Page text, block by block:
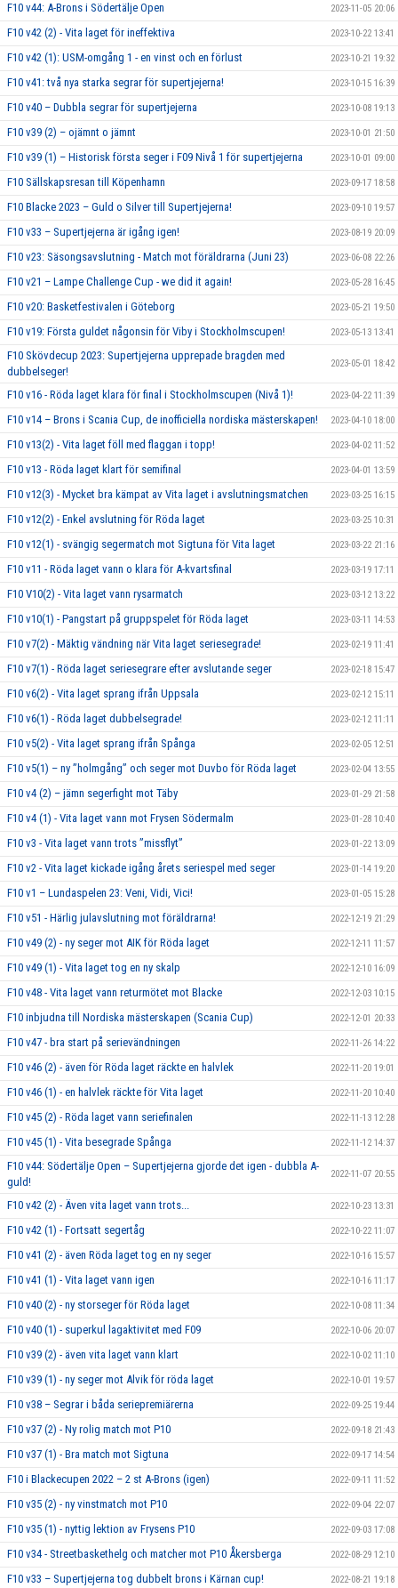
F10 v44: A-Brons i Södertälje Open 2023-11-05 20:06
F10 v42 (2) - Vita laget för ineffektiva 2023-10-22 13:41
F10 v42 (1): USM-omgång 1 - en vinst och en förlust 2023-10-21 19:32
F10 v41: två nya starka segrar för supertjejerna! 2023-10-15 16:39
F10 v40 – Dubbla segrar för supertjejerna 2023-10-08 19:13
F10 v39 (2) – ojämnt o jämnt 2023-10-01 21:50
F10 v39 (1) – Historisk första seger i F09 Nivå 1 för supertjejerna 2023-10-01 09:00
F10 Sällskapsresan till Köpenhamn 2023-09-17 18:58
F10 Blacke 2023 – Guld o Silver till Supertjejerna! 2023-09-10 19:57
F10 v33 – Supertjejerna är igång igen! 2023-08-19 20:09
F10 v23: Säsongsavslutning - Match mot föräldrarna (Juni 23) 2023-06-08 22:26
F10 v21 – Lampe Challenge Cup - we did it again! 2023-05-28 16:45
F10 v20: Basketfestivalen i Göteborg 2023-05-21 19:50
F10 v19: Första guldet någonsin för Viby i Stockholmscupen! 2023-05-13 13:41
F10 Skövdecup 2023: Supertjejerna upprepade bragden med
dubbelseger!
2023-05-01 18:42
F10 v16 - Röda laget klara för final i Stockholmscupen (Nivå 1)! 2023-04-22 11:39
F10 v14 – Brons i Scania Cup, de inofficiella nordiska mästerskapen! 2023-04-10 18:00
F10 v13(2) - Vita laget föll med flaggan i topp! 2023-04-02 11:52
F10 v13 - Röda laget klart för semifinal 2023-04-01 13:59
F10 v12(3) - Mycket bra kämpat av Vita laget i avslutningsmatchen 2023-03-25 16:15
F10 v12(2) - Enkel avslutning för Röda laget 2023-03-25 10:31
F10 v12(1) - svängig segermatch mot Sigtuna för Vita laget 2023-03-22 21:16
F10 v11 - Röda laget vann o klara för A-kvartsfinal 2023-03-19 17:11
F10 V10(2) - Vita laget vann rysarmatch 2023-03-12 13:22
F10 v10(1) - Pangstart på gruppspelet för Röda laget 2023-03-11 14:53
F10 v7(2) - Mäktig vändning när Vita laget seriesegrade! 2023-02-19 11:41
F10 v7(1) - Röda laget seriesegrare efter avslutande seger 2023-02-18 15:47
F10 v6(2) - Vita laget sprang ifrån Uppsala 2023-02-12 15:11
F10 v6(1) - Röda laget dubbelsegrade! 2023-02-12 11:11
F10 v5(2) - Vita laget sprang ifrån Spånga 2023-02-05 12:51
F10 v5(1) – ny ”holmgång” och seger mot Duvbo för Röda laget 2023-02-04 13:55
F10 v4 (2) – jämn segerfight mot Täby 2023-01-29 21:58
F10 v4 (1) - Vita laget vann mot Frysen Södermalm 2023-01-28 10:40
F10 v3 - Vita laget vann trots ”missflyt” 2023-01-22 13:09
F10 v2 - Vita laget kickade igång årets seriespel med seger 2023-01-14 19:20
F10 v1 – Lundaspelen 23: Veni, Vidi, Vici! 2023-01-05 15:28
F10 v51 - Härlig julavslutning mot föräldrarna! 2022-12-19 21:29
F10 v49 (2) - ny seger mot AIK för Röda laget 2022-12-11 11:57
F10 v49 (1) - Vita laget tog en ny skalp 2022-12-10 16:09
F10 v48 - Vita laget vann returmötet mot Blacke 2022-12-03 10:15
F10 inbjudna till Nordiska mästerskapen (Scania Cup) 2022-12-01 20:33
F10 v47 - bra start på serievändningen 2022-11-26 14:22
F10 v46 (2) - även för Röda laget räckte en halvlek 2022-11-20 19:01
F10 v46 (1) - en halvlek räckte för Vita laget 2022-11-20 10:40
F10 v45 (2) - Röda laget vann seriefinalen 2022-11-13 12:28
F10 v45 (1) - Vita besegrade Spånga 2022-11-12 14:37
F10 v44: Södertälje Open – Supertjejerna gjorde det igen - dubbla A-
guld!
2022-11-07 20:55
F10 v42 (2) - Även vita laget vann trots... 2022-10-23 13:31
F10 v42 (1) - Fortsatt segertåg 2022-10-22 11:07
F10 v41 (2) - även Röda laget tog en ny seger 2022-10-16 15:57
F10 v41 (1) - Vita laget vann igen 2022-10-16 11:17
F10 v40 (2) - ny storseger för Röda laget 2022-10-08 11:34
F10 v40 (1) - superkul lagaktivitet med F09 2022-10-06 20:07
F10 v39 (2) - även vita laget vann klart 2022-10-02 11:10
F10 v39 (1) - ny seger mot Alvik för röda laget 2022-10-01 19:57
F10 v38 – Segrar i båda seriepremiärerna 2022-09-25 19:44
F10 v37 (2) - Ny rolig match mot P10 2022-09-18 21:43
F10 v37 (1) - Bra match mot Sigtuna 2022-09-17 14:54
F10 i Blackecupen 2022 – 2 st A-Brons (igen) 2022-09-11 11:52
F10 v35 (2) - ny vinstmatch mot P10 2022-09-04 22:07
F10 v35 (1) - nyttig lektion av Frysens P10 2022-09-03 17:08
F10 v34 - Streetbaskethelg och matcher mot P10 Åkersberga 2022-08-29 12:10
F10 v33 – Supertjejerna tog dubbelt brons i Kärnan cup! 2022-08-21 19:18